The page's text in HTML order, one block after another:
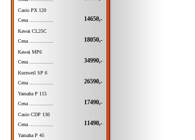
Casio PX 120
Cena ................
14650,-
Kawai CL25C
Cena ................
18050,-
Kawai MP6
Cena ................
34990,-
Kurzweil SP 6
Cena ................
26590,-
Yamaha P 115
Cena ................
17490,-
Casio CDP 130
Cena ................
11490,-
Yamaha P 45